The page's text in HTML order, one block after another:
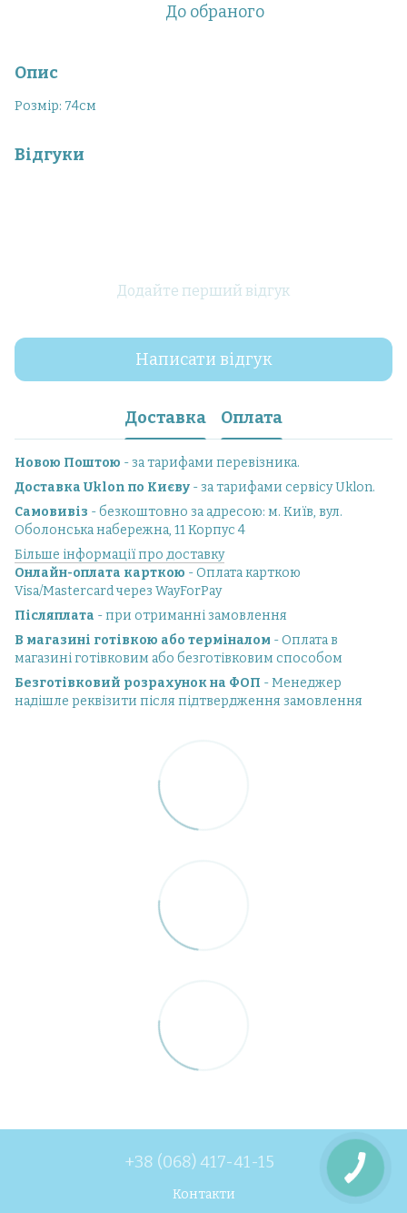
До обраного
Опис
Розмір: 74см
Відгуки
Додайте перший відгук
Написати відгук
Доставка Оплата
Новою Поштою - за тарифами перевізника.
Доставка Uklon по Києву - за тарифами сервісу Uklon.
Самовивіз - безкоштовно за адресою: м. Київ, вул.
Оболонська набережна, 11 Корпус 4
Більше інформації про доставку
Онлайн-оплата карткою - Оплата карткою
Visa/Mastercard через WayForPay
Післяплата - при отриманні замовлення
В магазині готівкою або терміналом - Оплата в
магазині готівковим або безготівковим способом
Безготівковий розрахунок на ФОП - Менеджер
надішле реквізити після підтвердження замовлення
+38 (068) 417-41-15
Контакти